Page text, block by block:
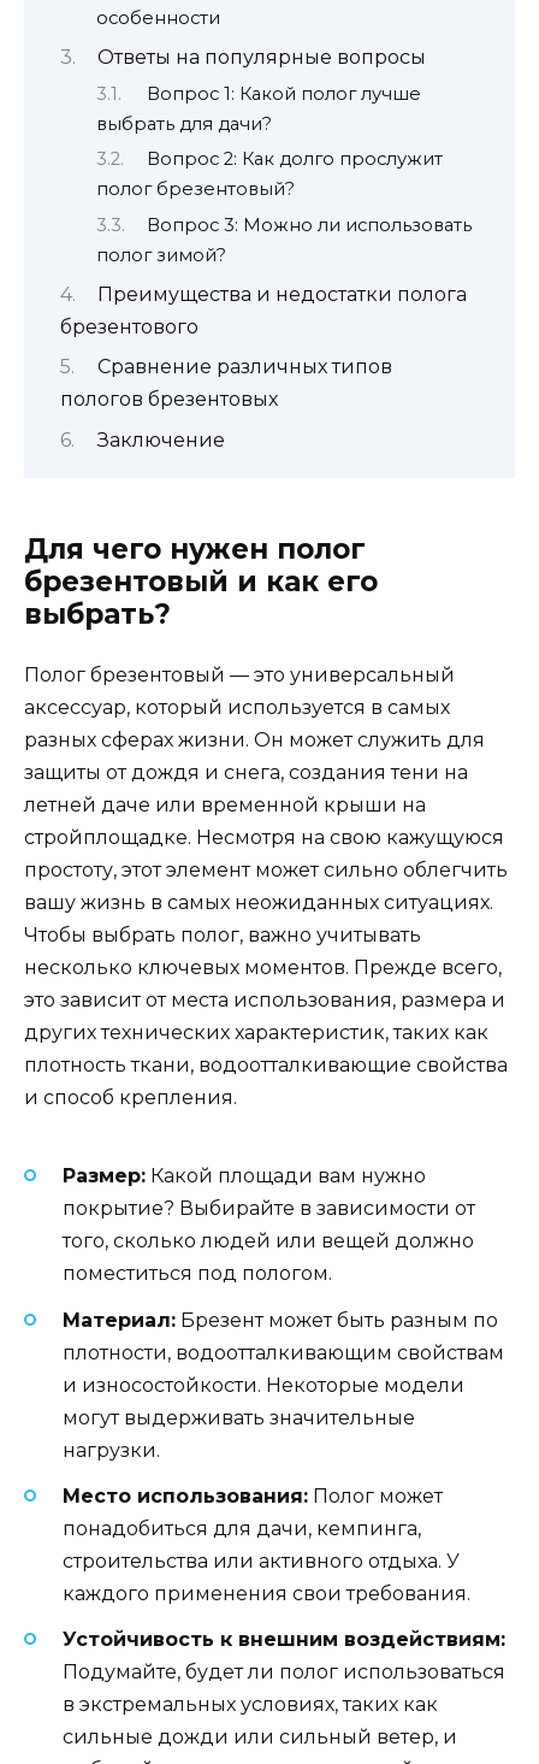
особенности
Ответы на популярные вопросы
Вопрос 1: Какой полог лучше
выбрать для дачи?
Вопрос 2: Как долго прослужит
полог брезентовый?
Вопрос 3: Можно ли использовать
полог зимой?
Преимущества и недостатки полога
брезентового
Сравнение различных типов
пологов брезентовых
Заключение
Для чего нужен полог
брезентовый и как его
выбрать?
Полог брезентовый — это универсальный
аксессуар, который используется в самых
разных сферах жизни. Он может служить для
защиты от дождя и снега, создания тени на
летней даче или временной крыши на
стройплощадке. Несмотря на свою кажущуюся
простоту, этот элемент может сильно облегчить
вашу жизнь в самых неожиданных ситуациях.
Чтобы выбрать полог, важно учитывать
несколько ключевых моментов. Прежде всего,
это зависит от места использования, размера и
других технических характеристик, таких как
плотность ткани, водоотталкивающие свойства
и способ крепления.
Размер: Какой площади вам нужно
покрытие? Выбирайте в зависимости от
того, сколько людей или вещей должно
поместиться под пологом.
Материал: Брезент может быть разным по
плотности, водоотталкивающим свойствам
и износостойкости. Некоторые модели
могут выдерживать значительные
нагрузки.
Место использования: Полог может
понадобиться для дачи, кемпинга,
строительства или активного отдыха. У
каждого применения свои требования.
Устойчивость к внешним воздействиям:
Подумайте, будет ли полог использоваться
в экстремальных условиях, таких как
сильные дожди или сильный ветер, и